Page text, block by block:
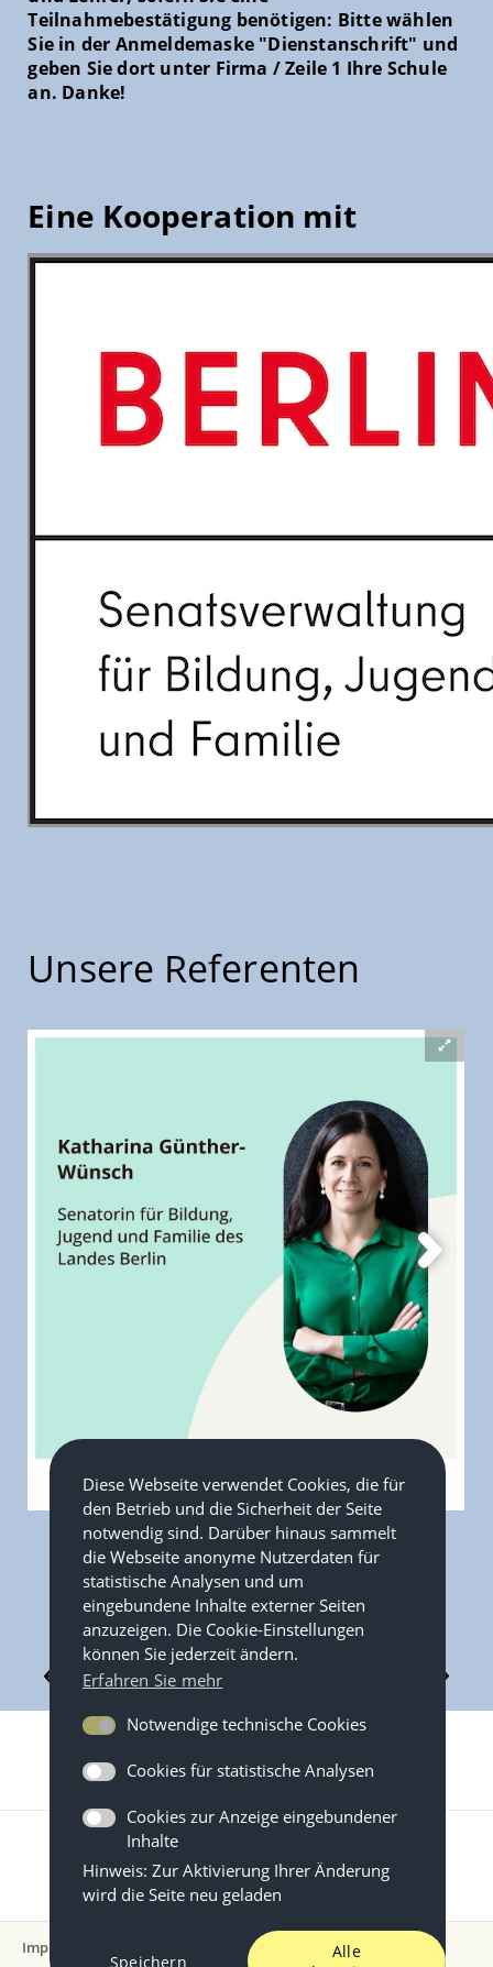
Teilnahmebestätigung benötigen: Bitte wählen
Sie in der Anmeldemaske "Dienstanschrift" und
geben Sie dort unter Firma / Zeile 1 Ihre Schule
an. Danke!
Eine Kooperation mit
Unsere Referenten
Themenverbund
Impressum
Nutzungsbedingungen
Diese Webseite verwendet Cookies, die für
den Betrieb und die Sicherheit der Seite
notwendig sind. Darüber hinaus sammelt
die Webseite anonyme Nutzerdaten für
statistische Analysen und um
eingebundene Inhalte externer Seiten
anzuzeigen. Die Cookie-Einstellungen
können Sie jederzeit ändern.
Erfahren Sie mehr
Notwendige technische Cookies
Cookies für statistische Analysen
Cookies zur Anzeige eingebundener
Inhalte
Hinweis: Zur Aktivierung Ihrer Änderung
wird die Seite neu geladen
Speichern
Alle